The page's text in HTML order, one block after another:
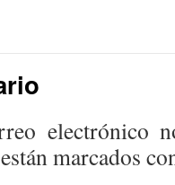
electrónico
marcados